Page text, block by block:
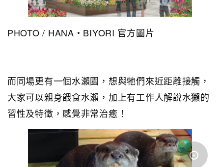
PHOTO / HANA・BIYORI 官方圖片
而同場更有一個水瀨園，想與牠們來近距離接觸，
大家可以親身餵食水瀨，加上有工作人解說水獺的
習性及特徵，感覺非常治癒！